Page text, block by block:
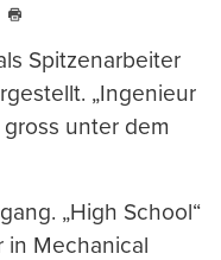
drucken
Spitzenarbeiter
„Ingenieur
unter dem
„High School“
in Mechanical